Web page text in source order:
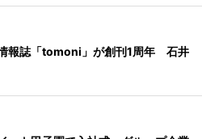
報誌「tomoni」が創刊1周年 石井